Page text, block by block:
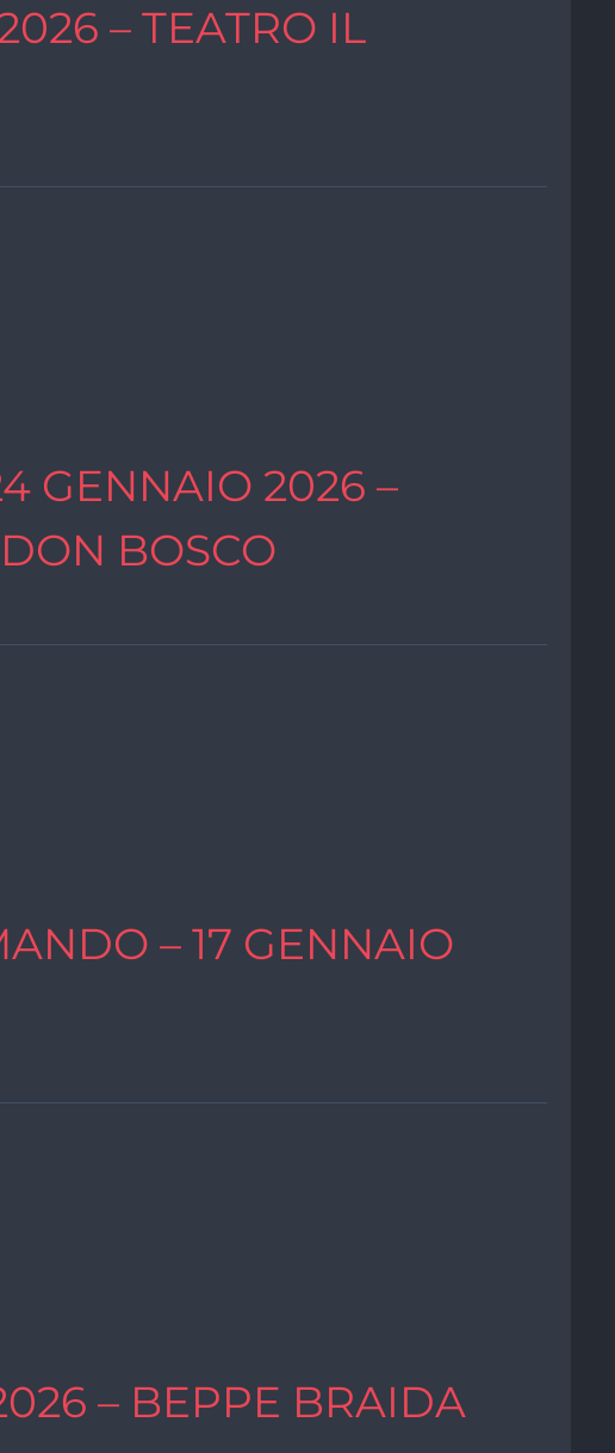
– TEATRO IL
GENNAIO 2026 –
BOSCO
– 17 GENNAIO
– BEPPE BRAIDA